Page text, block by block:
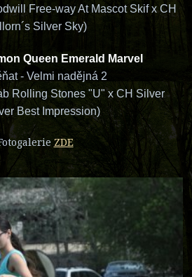
Free-way At Mascot Skif x CH
Silver Sky)
Queen Emerald Marvel
- Velmi nadějná 2
Rolling Stones "U" x CH Silver
Best Impression)
ZDE